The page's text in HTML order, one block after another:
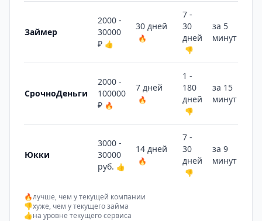
Займер
2000 -
30000
₽ 👍
30 дней
🔥
7 -
30
дней
👎
за 5
минут
СрочноДеньги
2000 -
100000
₽ 🔥
7 дней
🔥
1 -
180
дней
👎
за 15
минут
Юкки
3000 -
30000
руб. 👍
14 дней
🔥
7 -
30
дней
👎
за 9
минут
🔥лучше, чем у текущей компании
👎хуже, чем у текущего займа
👍на уровне текущего сервиса